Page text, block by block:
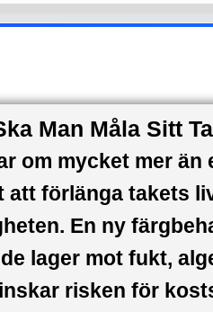
Man Måla Sitt
om mycket mer än
att förlänga takets
En ny
lager mot fukt,
risken för